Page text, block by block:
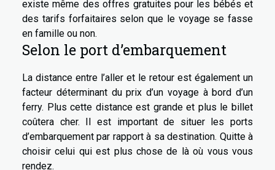
existe même des offres gratuites pour les bébés et
des tarifs forfaitaires selon que le voyage se fasse
en famille ou non.
Selon le port d’embarquement
La distance entre l’aller et le retour est également un
facteur déterminant du prix d’un voyage à bord d’un
ferry. Plus cette distance est grande et plus le billet
coûtera cher. Il est important de situer les ports
d’embarquement par rapport à sa destination. Quitte à
choisir celui qui est plus chose de là où vous vous
rendez.